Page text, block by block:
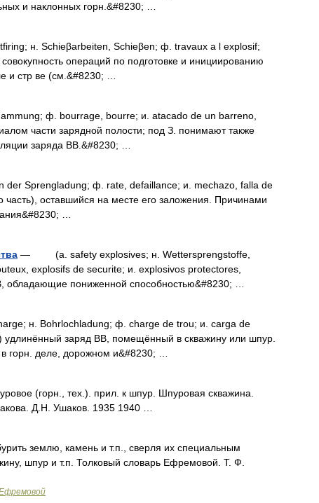
и наклонных горн.&#8230; …
н. Schieβarbeiten, Schieβen; ф. travaux а l explosif;
операций по подготовке и инициированию
и стр ве (см.&#8230; …
ф. bourrage, bourre; и. atacado de un barreno,
части зарядной полости; под З. понимают также
заряда BB.&#8230; …
Sprengladung; ф. rate, defaillance; и. mechazo, falla de
часть), оставшийся на месте его заложения. Причинами
…
— (a. safety explosives; н. Wettersprengstoffe,
explosifs de securite; и. explosivos protectores,
обладающие пониженной способностью&#8230; …
н. Bohrlochladung; ф. charge de trou; и. carga de
заряд BB, помещённый в скважину или шпур.
горн. деле, дорожном и&#8230; …
(горн., тех.). прил. к шпур. Шпуровая скважина.
Д.Н. Ушаков. 1935 1940 …
землю, камень и т.п., сверля их специальным
шпур и т.п. Толковый словарь Ефремовой. Т. Ф.